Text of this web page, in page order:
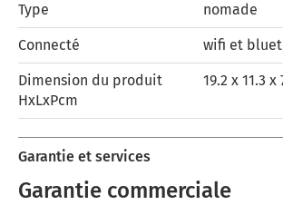
Type nomade
Connecté wifi et
Dimension du produit
HxLxPcm
19.2 x 11.3 x
Garantie et services
Garantie commerciale